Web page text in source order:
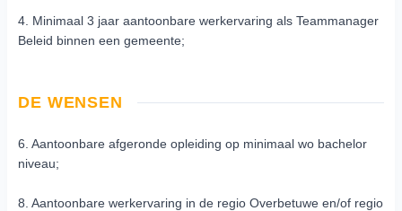
4. Minimaal 3 jaar aantoonbare werkervaring als Teammanager
Beleid binnen een gemeente;
DE WENSEN
6. Aantoonbare afgeronde opleiding op minimaal wo bachelor
niveau;
8. Aantoonbare werkervaring in de regio Overbetuwe en/of regio